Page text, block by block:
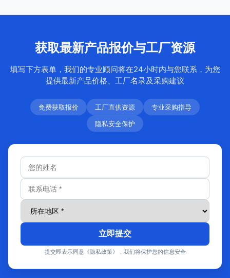
获取最新产品报价与工厂资源
填写下方表单，我们的专业顾问将在24小时内与您联系，为您
提供最新产品价格、工厂名录及采购建议
免费获取报价 工厂直供资源
专业采购指导
隐私安全保护
立即提交
提交即表示同意《隐私政策》，我们将保护您的信息安全